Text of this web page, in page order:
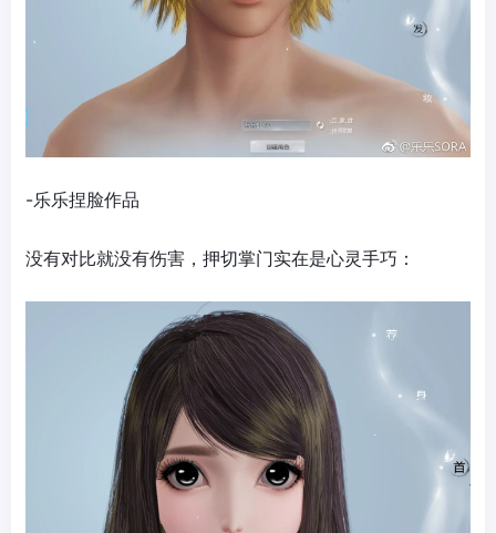
-乐乐捏脸作品
没有对比就没有伤害，押切掌门实在是心灵手巧：